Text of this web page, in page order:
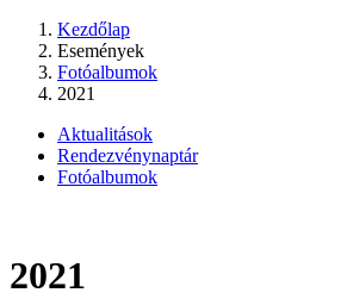
Kezdőlap
Események
Fotóalbumok
2021
Aktualitások
Rendezvénynaptár
Fotóalbumok
2021